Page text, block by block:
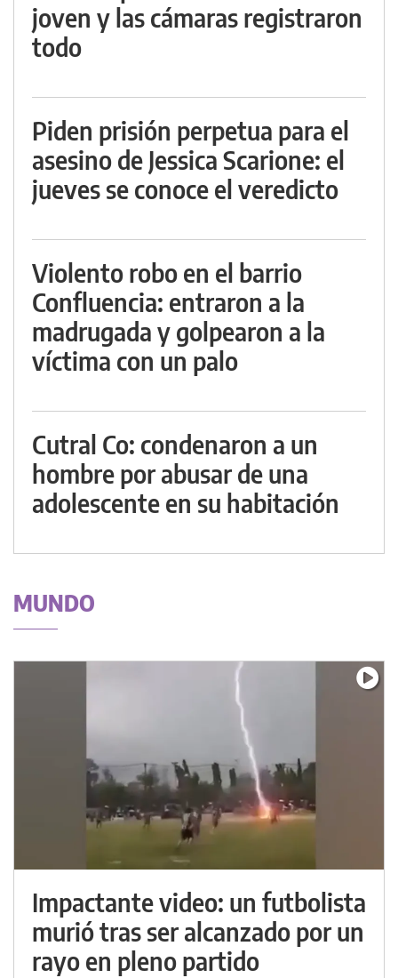
joven y las cámaras registraron
todo
Piden prisión perpetua para el
asesino de Jessica Scarione: el
jueves se conoce el veredicto
Violento robo en el barrio
Confluencia: entraron a la
madrugada y golpearon a la
víctima con un palo
Cutral Co: condenaron a un
hombre por abusar de una
adolescente en su habitación
MUNDO
Impactante video: un futbolista
murió tras ser alcanzado por un
rayo en pleno partido